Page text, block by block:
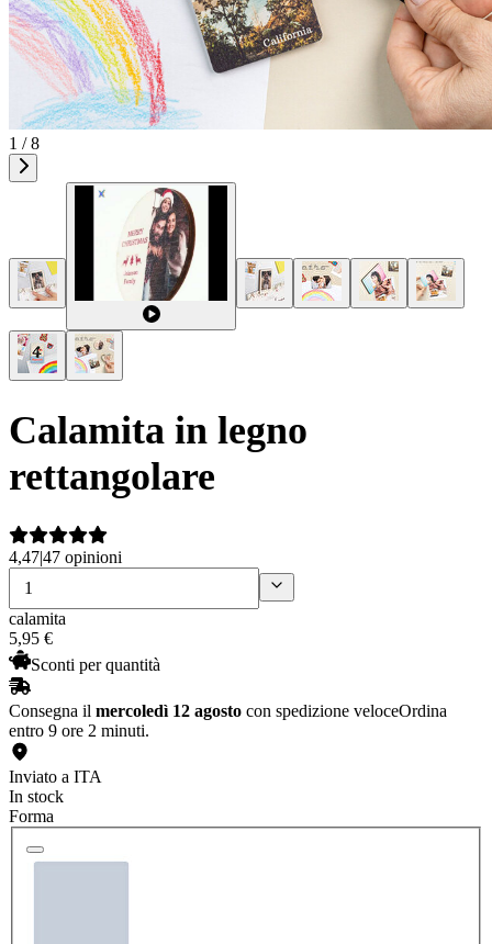
1 / 8
Calamita in legno
rettangolare
4,47|47 opinioni
calamita
5,95 €
Sconti per quantità
Consegna il mercoledì 12 agosto con spedizione veloceOrdina
entro 9 ore 2 minuti.
Inviato a ITA
In stock
Forma